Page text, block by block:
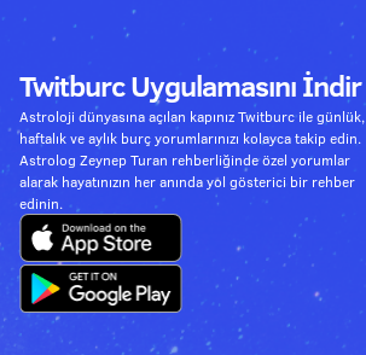
Twitburc Uygulamasını İndir
Astroloji dünyasına açılan kapınız Twitburc ile günlük,
haftalık ve aylık burç yorumlarınızı kolayca takip edin.
Astrolog Zeynep Turan rehberliğinde özel yorumlar
alarak hayatınızın her anında yol gösterici bir rehber
edinin.